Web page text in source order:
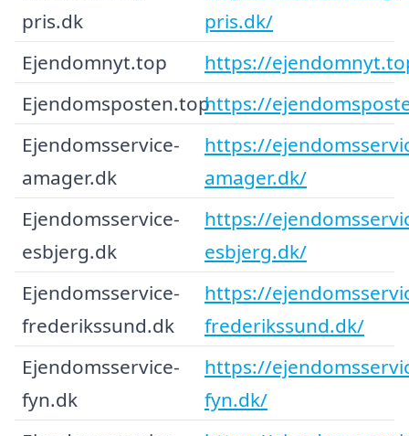
pris.dk
pris.dk/
Ejendomnyt.top
https://
Ejendomsposten.tophttps://
Ejendomsservice-
amager.dk
https://
amager.dk/
Ejendomsservice-
esbjerg.dk
https://
esbjerg.dk/
Ejendomsservice-
frederikssund.dk
https://
frederikssund.dk/
Ejendomsservice-
fyn.dk
https://
fyn.dk/